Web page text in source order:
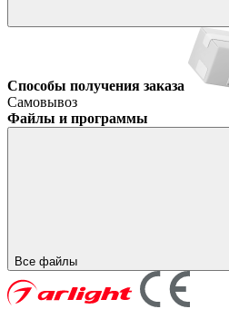
Способы получения заказа
Самовывоз
Файлы и программы
Все файлы